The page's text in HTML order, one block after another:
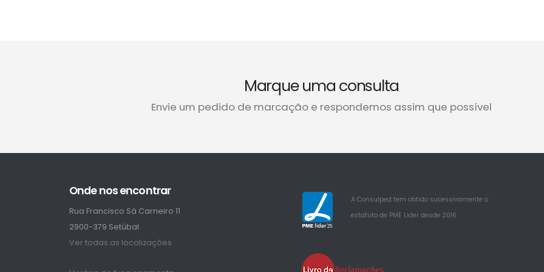
Marque uma consulta
Envie um pedido de marcação e respondemos assim que possível
Onde nos encontrar
Rua Francisco Sá Carneiro 11
2900-379 Setúbal
Ver todas as localizações
25
A Consulped tem obtido sucessivamente o
estatuto de PME Lider desde 2016